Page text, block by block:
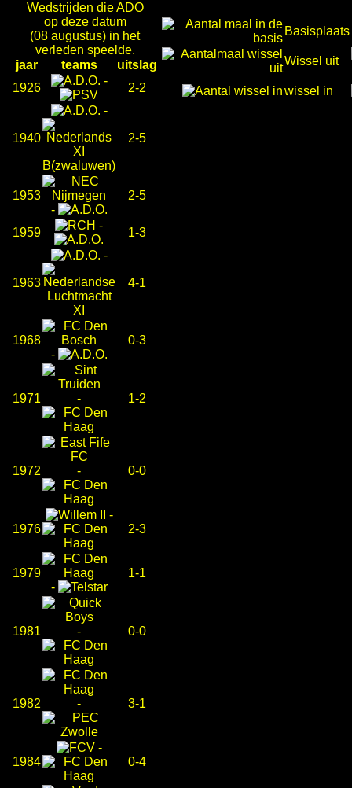
Wedstrijden die ADO
op deze datum
(08 augustus) in het
verleden speelde.
jaar
teams
uitslag
1926
-
2-2
1940
-
2-5
1953
-
2-5
1959
-
1-3
1963
-
4-1
1968
-
0-3
1971 - 1-2
1972 - 0-0
1976
-
2-3
1979
-
1-1
1981 - 0-0
1982 - 3-1
1984
-
0-4
Basisplaats
Wissel uit
wissel in